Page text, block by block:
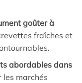
goûter à
fraîches et
abordables dans
marchés